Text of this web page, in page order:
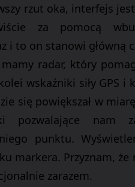
rzut oka, interfejs
za pomocą
i to on stanowi główną
radar, który
wskaźniki siły GPS i
się powiększał w
pozwalające nam
punktu.
markera. Przyznam, że
zarazem.